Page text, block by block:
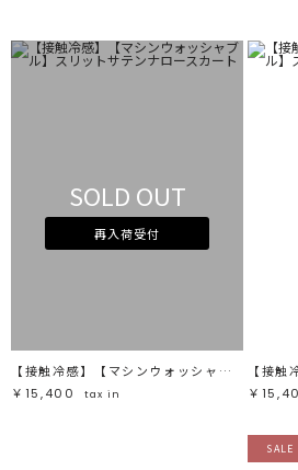
SOLD OUT
再入荷受付
【接触冷感】【マシンウォッシャブル】スリットサテンナロースカート
￥15,400
tax in
￥
SALE